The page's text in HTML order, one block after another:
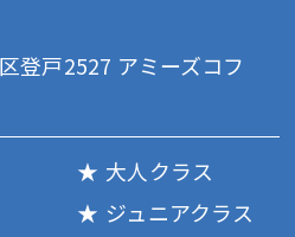
登戸2527 アミーズコフ
大人クラス
ジュニアクラス